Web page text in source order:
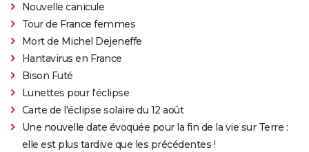
Nouvelle canicule
Tour de France femmes
Mort de Michel Dejeneffe
Hantavirus en France
Bison Futé
Lunettes pour l'éclipse
Carte de l'éclipse solaire du 12 août
Une nouvelle date évoquée pour la fin de la vie sur Terre :
elle est plus tardive que les précédentes !